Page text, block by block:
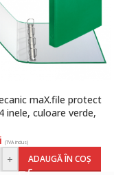
maX.file protect
inele, culoare verde,
(TVA inclus)
+ ADAUGĂ ÎN COȘ